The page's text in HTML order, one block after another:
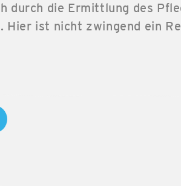
durch die Ermittlung des
ist nicht zwingend ein